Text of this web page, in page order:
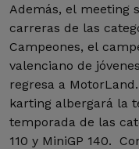
Además, el meeting
carreras de las
Campeones, el
valenciano de
regresa a
karting albergará la
temporada de las
110 y MiniGP 140.